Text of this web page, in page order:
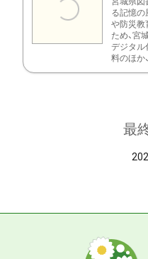
る記憶の
や防災教
ため、宮
デジタル
料のほか
最